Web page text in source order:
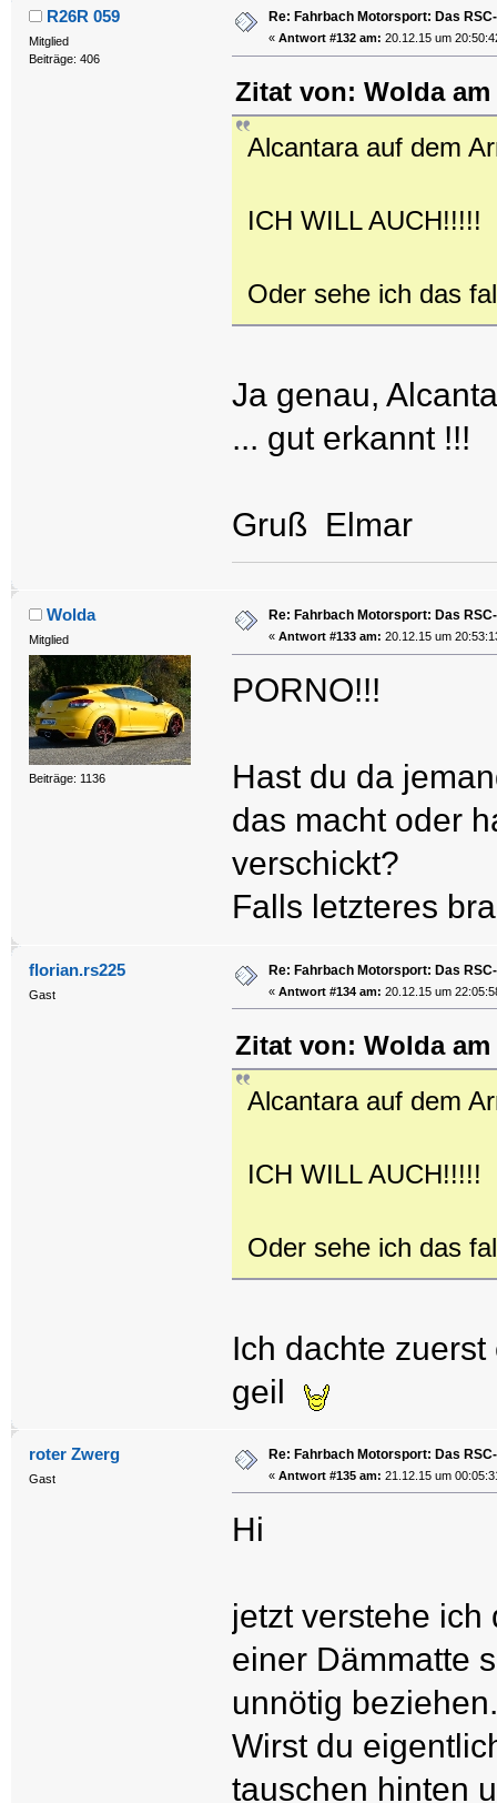
R26R 059
Mitglied
Beiträge: 406
Re: Fahrbach Motorsport: Das
« Antwort #132 am: 20.12.15 um
Zitat von: Wolda am
Alcantara auf dem
ICH WILL AUCH!!!!!
Oder sehe ich das
Ja genau,
... gut erkannt !!!
Gruß Elmar
Wolda
Mitglied
Beiträge: 1136
Re: Fahrbach Motorsport: Das
« Antwort #133 am: 20.12.15 um
PORNO!!!
Hast du da
das macht oder
verschickt?
Falls letzteres
florian.rs225
Gast
Re: Fahrbach Motorsport: Das
« Antwort #134 am: 20.12.15 um
Zitat von: Wolda am
Alcantara auf dem
ICH WILL AUCH!!!!!
Oder sehe ich das
Ich dachte
geil
roter Zwerg
Gast
Re: Fahrbach Motorsport: Das
« Antwort #135 am: 21.12.15 um
Hi
jetzt verstehe ich
einer Dämmatte
unnötig
Wirst du
tauschen hinten